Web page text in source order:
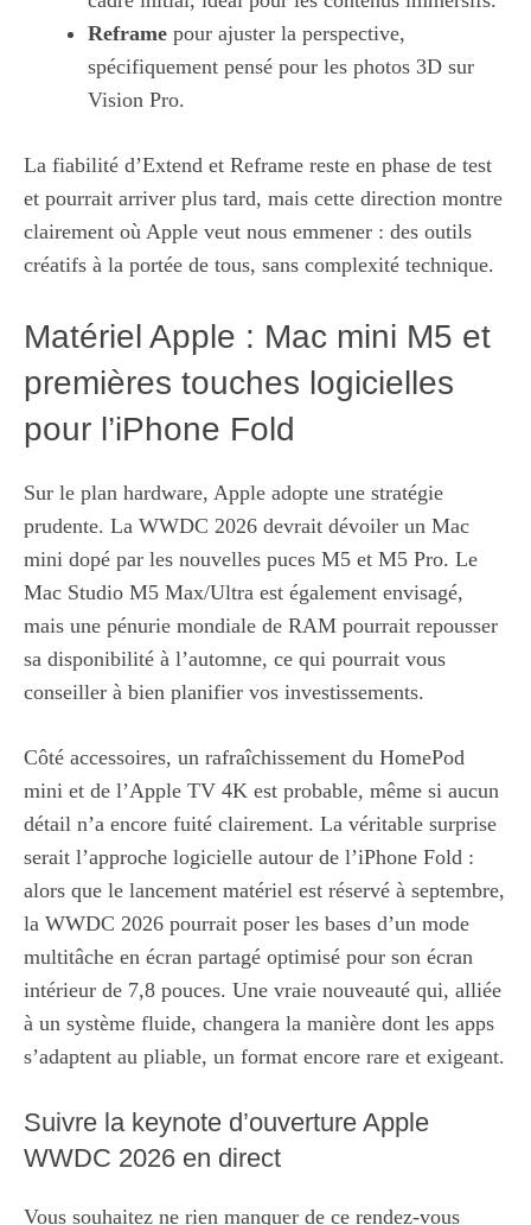
Reframe pour ajuster la perspective,
spécifiquement pensé pour les photos 3D sur
Vision Pro.
La fiabilité d’Extend et Reframe reste en phase de test
et pourrait arriver plus tard, mais cette direction montre
clairement où Apple veut nous emmener : des outils
créatifs à la portée de tous, sans complexité technique.
Matériel Apple : Mac mini M5 et
premières touches logicielles
pour l’iPhone Fold
Sur le plan hardware, Apple adopte une stratégie
prudente. La WWDC 2026 devrait dévoiler un Mac
mini dopé par les nouvelles puces M5 et M5 Pro. Le
Mac Studio M5 Max/Ultra est également envisagé,
mais une pénurie mondiale de RAM pourrait repousser
sa disponibilité à l’automne, ce qui pourrait vous
conseiller à bien planifier vos investissements.
Côté accessoires, un rafraîchissement du HomePod
mini et de l’Apple TV 4K est probable, même si aucun
détail n’a encore fuité clairement. La véritable surprise
serait l’approche logicielle autour de l’iPhone Fold :
alors que le lancement matériel est réservé à septembre,
la WWDC 2026 pourrait poser les bases d’un mode
multitâche en écran partagé optimisé pour son écran
intérieur de 7,8 pouces. Une vraie nouveauté qui, alliée
à un système fluide, changera la manière dont les apps
s’adaptent au pliable, un format encore rare et exigeant.
Suivre la keynote d’ouverture Apple
WWDC 2026 en direct
Vous souhaitez ne rien manquer de ce rendez-vous